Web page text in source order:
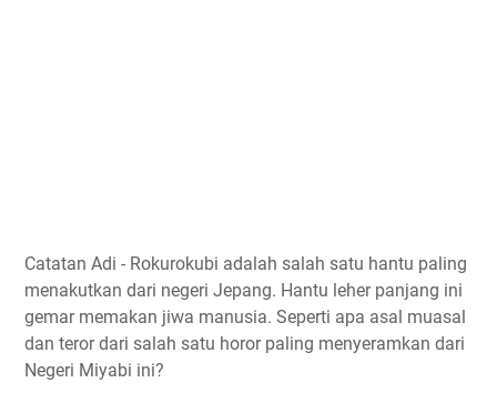
Catatan Adi - Rokurokubi adalah salah satu hantu paling
menakutkan dari negeri Jepang. Hantu leher panjang ini
gemar memakan jiwa manusia. Seperti apa asal muasal
dan teror dari salah satu horor paling menyeramkan dari
Negeri Miyabi ini?